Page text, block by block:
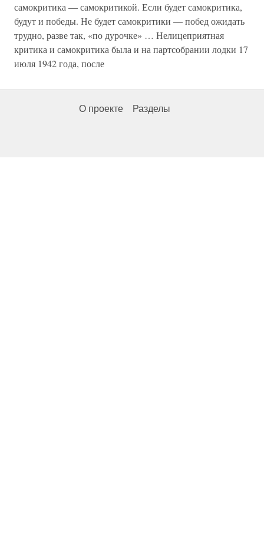
самокритика — самокритикой. Если будет самокритика,
будут и победы. Не будет самокритики — побед ожидать
трудно, разве так, «по дурочке» … Нелицеприятная
критика и самокритика была и на партсобрании лодки 17
июля 1942 года, после
О проекте Разделы